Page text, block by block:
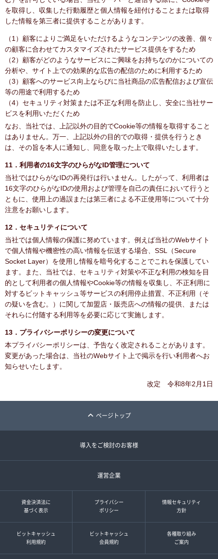
を取得し、収集した行動履歴と個人情報を紐付けることまたは取得
した情報を第三者に提供することがあります。
（1）顧客によりご満足をいただけるようなコンテンツの改善、個々
の顧客に合わせてカスタマイズされたサービス提供をするため
（2）顧客がどのようなサービスにご興味をお持ちなのかについての
分析や、サイト上での効果的な広告の配信のために利用するため
（3）顧客へのサービス向上ならびに当社商品の広告配信および宣伝
等の用途で利用するため
（4）セキュリティ対策または不正な利用を防止し、安全に当社サー
ビスを利用いただくため
なお、当社では、上記以外の目的でCookie等の情報を取得すること
はありません。万一、上記以外の目的での取得・提供を行うとき
は、その旨を本人に通知し、同意を取った上で取得いたします。
11．利用者の16文字のひらがなID管理について
当社ではひらがなIDの再発行は行いません。したがって、利用者は
16文字のひらがなIDの使用および管理を自己の責任において行うと
ともに、使用上の過誤または第三者による不正使用等について十分
注意をお願いします。
12．セキュリティについて
当社では個人情報の保護に努めています。例えば当社のWebサイト
で個人情報や機密性の高い情報を伝送する場合、SSL（Secure
Socket Layer）を使用し情報を暗号化することでこれを保護してい
ます。また、当社では、セキュリティ対策や不正な利用の検知を目
的として利用者の個人情報やCookie等の情報を収集し、不正利用に
対するビットキャッシュ等サービスの利用停止措置、不正利用（そ
の疑いを含む。）に関して加盟店・販売店への情報の提供、または
それらに付随する利用等を必要に応じて実施します。
13．プライバシーポリシーの変更について
本プライバシーポリシーは、予告なく改定されることがあります。
変更があった場合は、当社のWebサイト上で掲示を行い利用者へお
知らせいたします。
改定 令和8年2月1日
ページトップ
導入をご検討のお客様
運営企業
資金決済法に
基づく表示
プライバシー
ポリシー
情報セキュリティ
方針
ビットキャッシュ
利用規約
ビットキャッシュ
会員規約
各種取り組み
ご案内